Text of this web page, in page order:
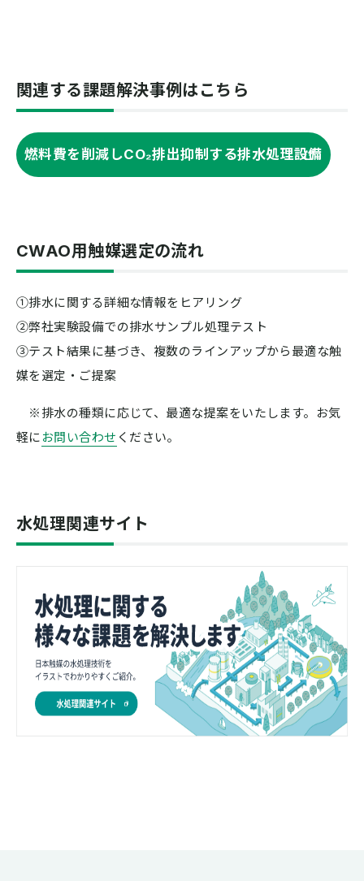
関連する課題解決事例はこちら
燃料費を削減しCO₂排出抑制する排水処理設備
CWAO用触媒選定の流れ
①排水に関する詳細な情報をヒアリング
②弊社実験設備での排水サンプル処理テスト
③テスト結果に基づき、複数のラインアップから最適な触
媒を選定・ご提案
※排水の種類に応じて、最適な提案をいたします。お気
軽に お問い合わせ ください。
水処理関連サイト